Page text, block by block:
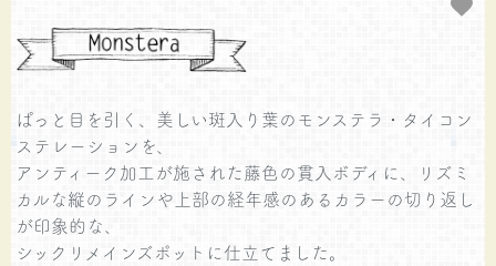
ぱっと目を引く、美しい斑入り葉のモンステラ・タイコン
ステレーションを、
アンティーク加工が施された藤色の貫入ボディに、リズミ
カルな縦のラインや上部の経年感のあるカラーの切り返し
が印象的な、
シックリメインズポットに仕立てました。